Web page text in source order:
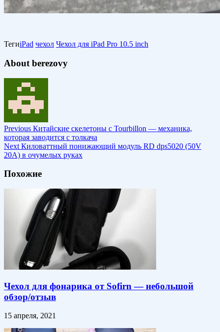
ТегиiPad чехол Чехол для iPad Pro 10.5 inch
About berezovy
Previous Китайские скелетоны с Tourbillon — механика,
которая заводится с толкача
Next Киловаттный понижающий модуль RD dps5020 (50V
20A) в очумелых руках
Похожие
Чехол для фонарика от Sofirn — небольшой
обзор/отзыв
15 апреля, 2021